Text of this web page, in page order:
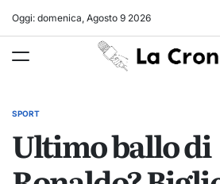
Oggi: domenica, Agosto 9 2026
La
POSTED
SPORT
Ultimo ballo di